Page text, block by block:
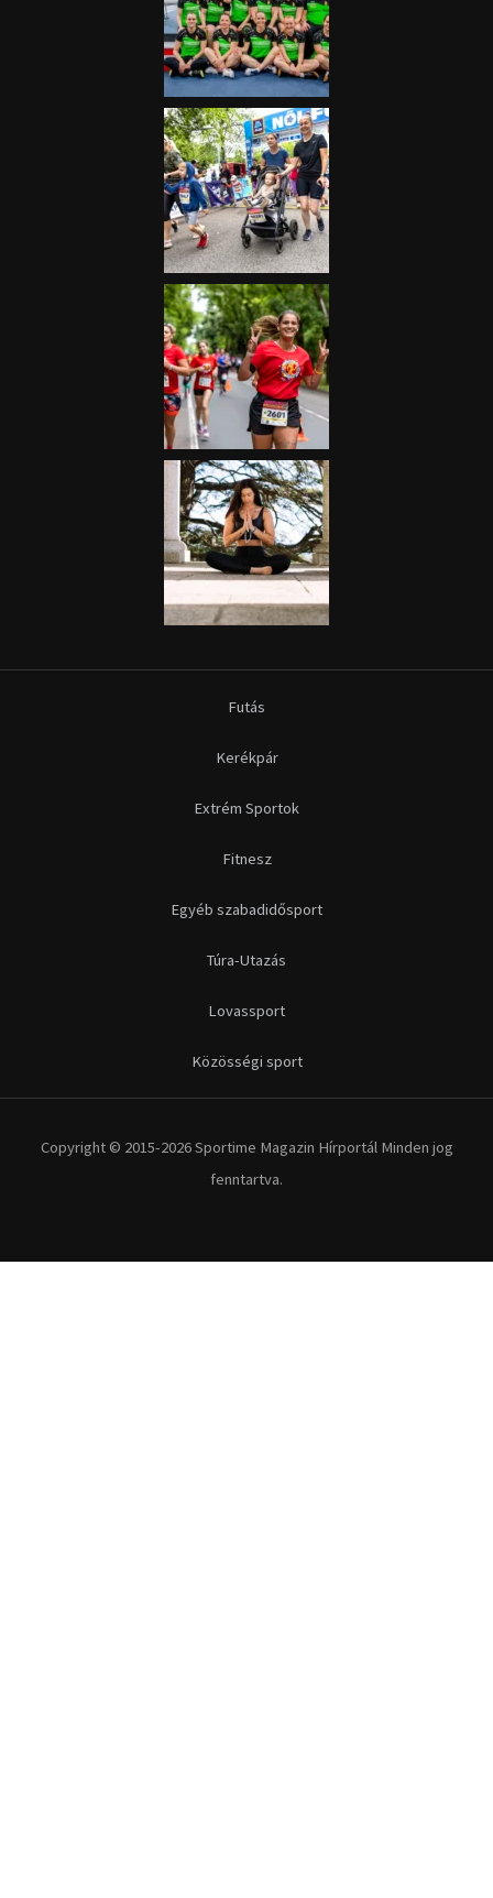
Futás
Kerékpár
Extrém Sportok
Fitnesz
Egyéb szabadidősport
Túra-Utazás
Lovassport
Közösségi sport
Copyright © 2015-2026 Sportime Magazin Hírportál Minden jog
fenntartva.